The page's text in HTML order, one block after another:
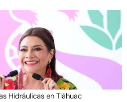
Hidráulicas en Tláhuac